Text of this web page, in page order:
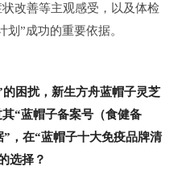
改善等主观感受，以及体检
”成功的重要依据。
困扰，新生方舟蓝帽子灵芝
“蓝帽子备案号（食健备
，在“蓝帽子十大免疫品牌清
选择？